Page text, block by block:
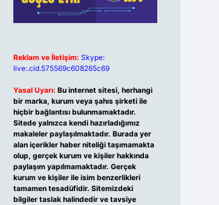
Reklam ve İletişim: Skype:
live:.cid.575569c608265c69
Yasal Uyarı: Bu internet sitesi, herhangi
bir marka, kurum veya şahıs şirketi ile
hiçbir bağlantısı bulunmamaktadır.
Sitede yalnızca kendi hazırladığımız
makaleler paylaşılmaktadır. Burada yer
alan içerikler haber niteliği taşımamakta
olup, gerçek kurum ve kişiler hakkında
paylaşım yapılmamaktadır. Gerçek
kurum ve kişiler ile isim benzerlikleri
tamamen tesadüfidir. Sitemizdeki
bilgiler taslak halindedir ve tavsiye